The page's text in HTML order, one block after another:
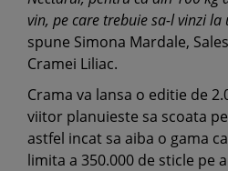
vin, pe care trebuie sa-l vinzi
spune Simona Mardale,
Cramei Liliac.
Crama va lansa o editie de
viitor planuieste sa scoata
astfel incat sa aiba o gama
limita a 350.000 de sticle pe